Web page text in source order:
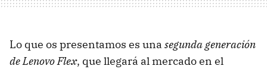
Lo que os presentamos es una segunda generación
de Lenovo Flex, que llegará al mercado en el